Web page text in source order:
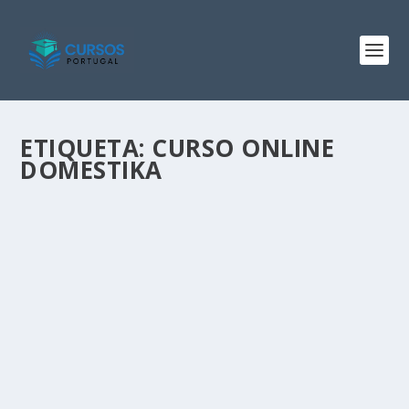
ETIQUETA: CURSO ONLINE
DOMESTIKA